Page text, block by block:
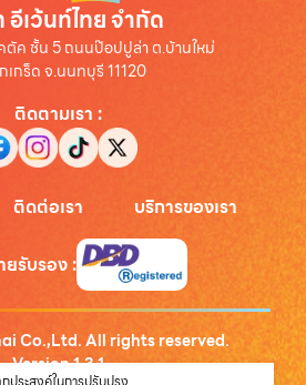
อีเว้นท์ไทย จำกัด
ตัค ชั้น 5 ถนนป๊อปปูล่า ต.บ้านใหม่
เกร็ด จ.นนทบุรี 11120
ติดตามเรา :
ติดต่อเรา บริการของเรา
ยรับรอง:
Co.,Ltd. All rights reserved.
Version1.3.1